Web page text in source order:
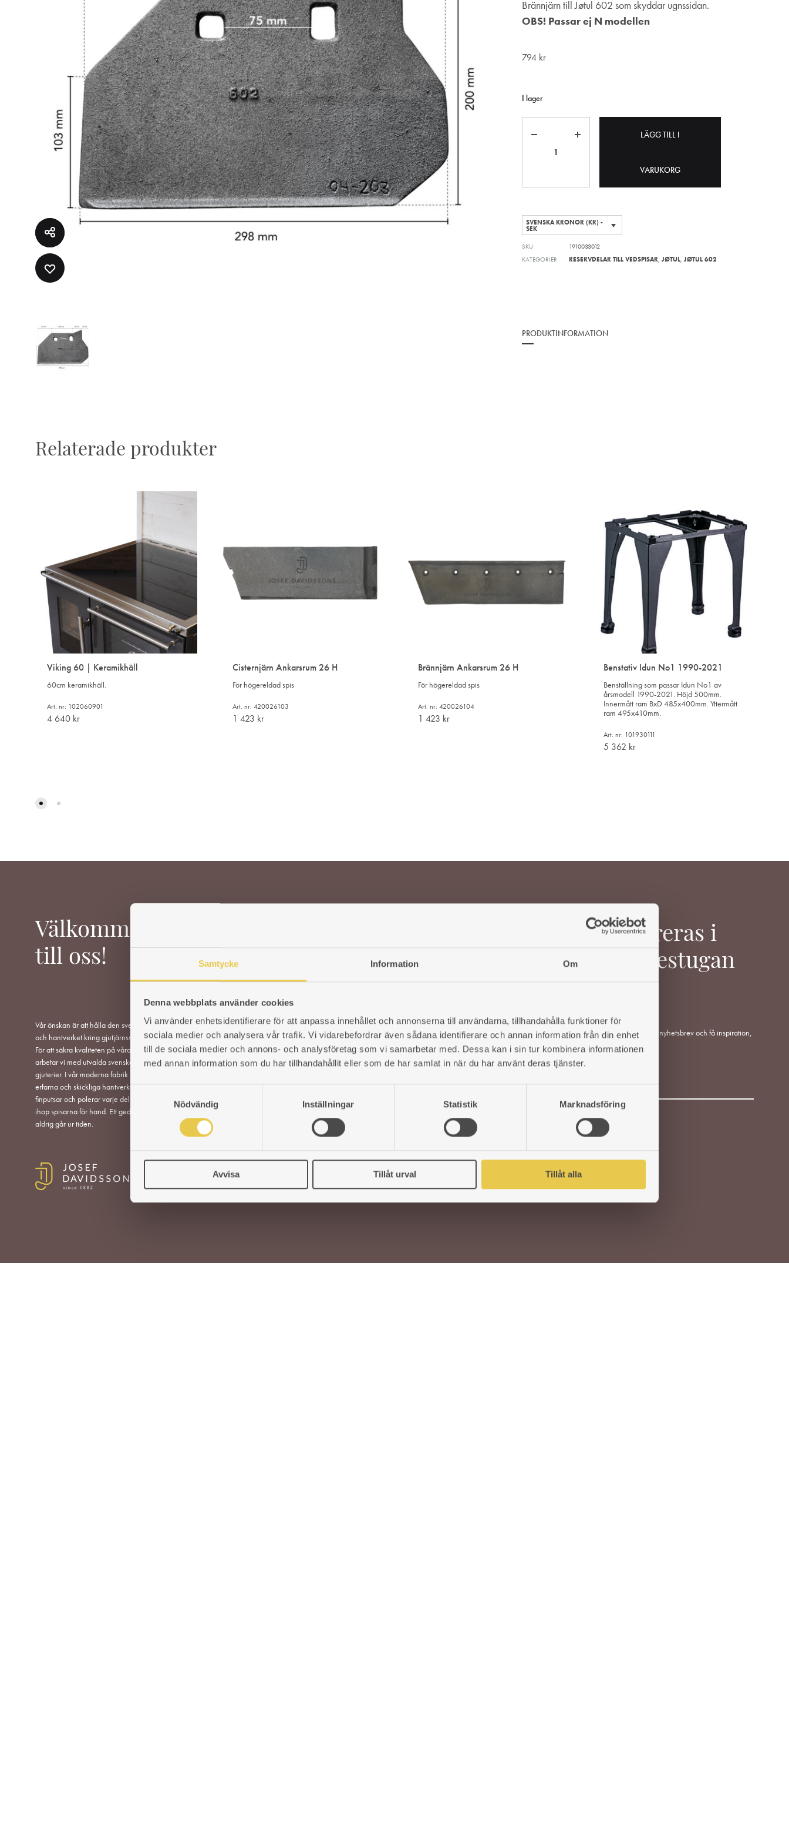
Samtycke Information Om
Denna webbplats använder cookies
Vi använder enhetsidentifierare för att anpassa innehållet och annonserna till användarna, tillhandahålla funktioner för
sociala medier och analysera vår trafik. Vi vidarebefordrar även sådana identifierare och annan information från din enhet
till de sociala medier och annons- och analysföretag som vi samarbetar med. Dessa kan i sin tur kombinera informationen
med annan information som du har tillhandahållit eller som de har samlat in när du har använt deras tjänster.
S
s
Nödvändig Inställningar Statistik Marknadsföring
Avvisa Tillåt urval Tillåt alla
Brännjärn till Jøtul 602 som skyddar ugnssidan.
OBS! Passar ej N modellen
794 kr
I lager
LÄGG TILL I
VARUKORG
LÄGG
I
ÖNSKELISTA
SVENSKA KRONOR (KR) -
SEK
SKU
1910033012
KATEGORIER
RESERVDELAR TILL VEDSPISAR,JØTUL,JØTUL 602
PRODUKTINFORMATION
Relaterade produkter
Viking 60 | Keramikhäll
60cm keramikhäll.
Art. nr: 102060901
4 640 kr
Cisternjärn Ankarsrum 26 H
För högereldad spis
Art. nr: 420026103
1 423 kr
Brännjärn Ankarsrum 26 H
För högereldad spis
Art. nr: 420026104
1 423 kr
Benstativ Idun No1 1990-2021
Benställning som passar Idun No1 av
årsmodell 1990-2021. Höjd 500mm.
Innermått ram BxD 485x400mm. Yttermått
ram 495x410mm.
Art. nr: 101930111
5 362 kr
Välkommen
till oss!
Vår önskan är att hålla den svenska traditionen
och hantverket kring gjutjärnsspisar levande.
För att säkra kvaliteten på våra produkter
arbetar vi med utvalda svenska och utländska
gjuterier. I vår moderna fabrik i Reftele tar
erfarna och skickliga hantverkare vid. De
finputsar och polerar varje del innan de bygger
ihop spisarna för hand. Ett gediget hantverk som
aldrig går ur tiden.
VEDSPISAR OCH KAMINER
TILLBEHÖR
HITTA ÅTERFÖRSÄLJARE
ÅF-Login
Gör En Reklamation
Jobba Hos Oss
Köpvillkor
Teknisk Dokumentation
Inspireras i
Värmestugan
Anmäl dig till vårt nyhetsbrev och få inspiration,
tips och råd.